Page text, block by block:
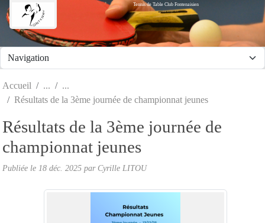
Tennis de Table Club Fontenaisien
Accueil
Résultats de la 3ème journée de championnat jeunes
Résultats de la 3ème journée de
championnat jeunes
Publiée le 18 déc. 2025 par Cyrille LITOU
Panneau de gestion des cookies